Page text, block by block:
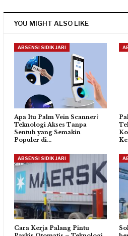
YOU MIGHT ALSO LIKE
ABSENSI SIDIK JARI
Apa Itu Palm Vein Scanner?
Teknologi Akses Tanpa
Sentuh yang Semakin
Populer di…
ABSENSI SIDIK JARI
Cara Kerja Palang Pintu